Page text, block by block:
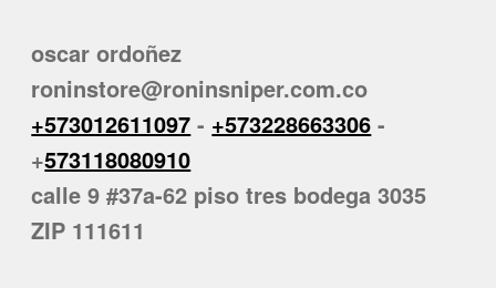
oscar ordoñez
roninstore@roninsniper.com.co
+573012611097 - +573228663306 -
+573118080910
calle 9 #37a-62 piso tres bodega 3035
ZIP 111611